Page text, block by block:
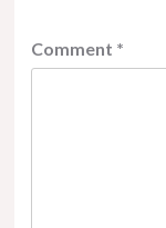
Comment *